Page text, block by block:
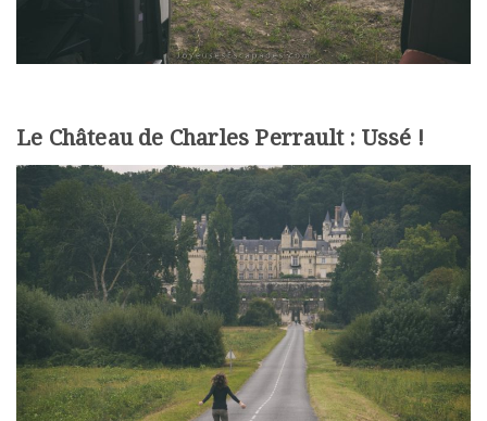
Le Château de Charles Perrault : Ussé !